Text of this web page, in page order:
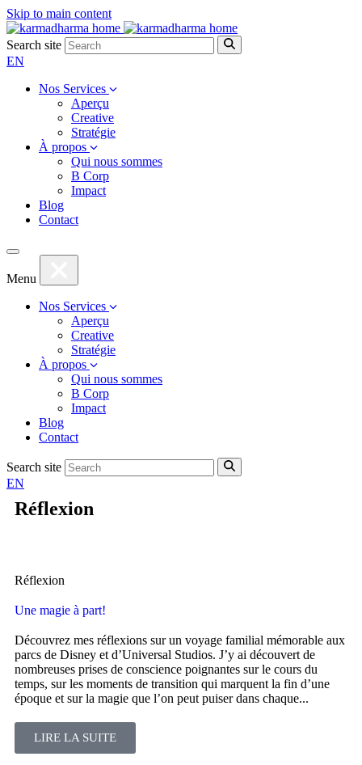
Skip to main content
Search site
EN
Nos Services
Aperçu
Creative
Stratégie
À propos
Qui nous sommes
B Corp
Impact
Blog
Contact
Menu
Nos Services
Aperçu
Creative
Stratégie
À propos
Qui nous sommes
B Corp
Impact
Blog
Contact
Search site
EN
Réflexion
Réflexion
Une magie à part!
Découvrez mes réflexions sur un voyage familial mémorable aux
parcs de Disney et d’Universal Studios. J’y ai découvert de
nombreuses prises de conscience poignantes sur le cours du
temps, sur les moments de transition qui marquent la fin d’une
époque et sur la magie que l’on peut puiser dans chaque...
LIRE LA SUITE